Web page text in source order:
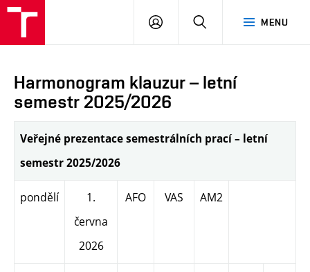
MENU
PŘIHLÁSIT
Harmonogram klauzur – letní
semestr 2025/2026
Veřejné prezentace semestrálních prací – letní
semestr 2025/2026
pondělí
1.
června
2026
AFO VAS AM2